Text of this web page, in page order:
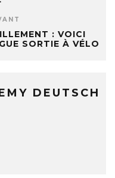
: VOICI
SORTIE À VÉLO
DEUTSCH